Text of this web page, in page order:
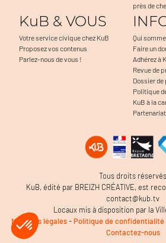
près de
KuB & VOUS
Votre service civique chez KuB
Proposez vos contenus
Parlez-nous de vous !
Qui
Faire un
Adhérez à
Revue de
Dossier de
Politique
KuB à la
Tous droits réservés
KuB, édité par BREIZH CRÉATIVE, est
contact@kub.tv
Locaux mis à disposition par la
Mentions légales- Politique de confidentialité
Contactez-nous